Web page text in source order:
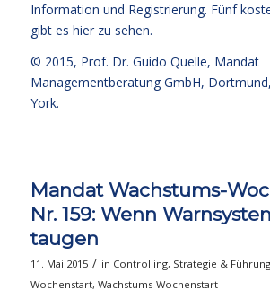
Information und Registrierung. Fünf
gibt es hier zu sehen.
© 2015, Prof. Dr. Guido Quelle, Mandat
Managementberatung GmbH,
York.
Mandat Wachstums-
Nr. 159: Wenn
taugen
11. Mai 2015 / in Controlling, Strategie & Führung
Wochenstart, Wachstums-Wochenstart